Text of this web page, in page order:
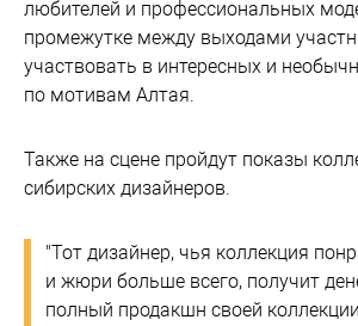
любителей и профессиональных
промежутке между выходами
участвовать в интересных и
по мотивам Алтая.
Также на сцене пройдут показы
сибирских дизайнеров.
"Тот дизайнер, чья коллекция
и жюри больше всего, получит
полный продакшн своей